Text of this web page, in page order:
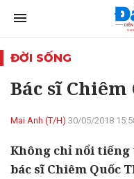
ĐỜI SỐNG
Bác sĩ
Mai Anh (T/H) 30/05/2018
Không chỉ nổi
bác sĩ Chiêm Quốc